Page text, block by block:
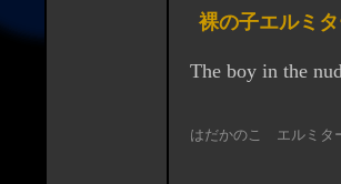
裸の子エルミ
The boy in the
はだかのこ エルミタ